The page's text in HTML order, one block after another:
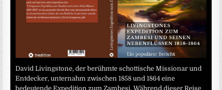
David Livingstone, der berühmte schottische Missionar und
Entdecker, unternahm zwischen 1858 und 1864 eine
bedeutende Expedition zum Zambesi. Während dieser Reise